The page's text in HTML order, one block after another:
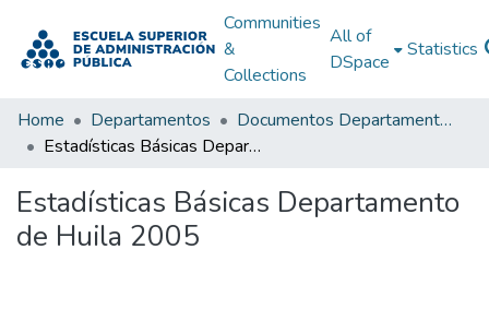
Communities
&
Collections
All of
DSpace
Statistics
Home Departamentos
Documentos Departamentales
Estadísticas Básicas Departamento de Huila 2005
Estadísticas Básicas Departamento
de Huila 2005